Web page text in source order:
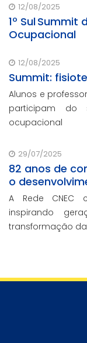
12/08/2025
1º Sul
Ocupacional
12/08/2025
Summit:
Alunos e
participam do
ocupacional
29/07/2025
82 anos de
o
A Rede CNEC
inspirando
transformação